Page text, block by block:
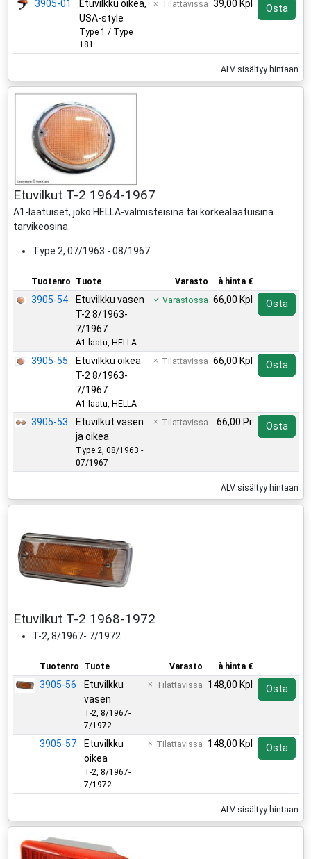
3905-01
Etuvilkku oikea,
USA-style
Type 1 / Type
181
Tilattavissa 39,00 Kpl Osta
ALV sisältyy hintaan
Etuvilkut T-2 1964-1967
A1-laatuiset, joko HELLA-valmisteisina tai korkealaatuisina
tarvikeosina.
Type 2, 07/1963 - 08/1967
Tuotenro Tuote Varasto à hinta €
3905-54
Etuvilkku vasen
T-2 8/1963-
7/1967
A1-laatu, HELLA
Varastossa 66,00 Kpl Osta
3905-55
Etuvilkku oikea
T-2 8/1963-
7/1967
A1-laatu, HELLA
Tilattavissa 66,00 Kpl Osta
3905-53
Etuvilkut vasen
ja oikea
Type 2, 08/1963 -
07/1967
Tilattavissa 66,00 Pr Osta
ALV sisältyy hintaan
Etuvilkut T-2 1968-1972
T-2, 8/1967- 7/1972
Tuotenro Tuote Varasto à hinta €
3905-56
Etuvilkku
vasen
T-2, 8/1967-
7/1972
Tilattavissa 148,00 Kpl Osta
3905-57
Etuvilkku
oikea
T-2, 8/1967-
7/1972
Tilattavissa 148,00 Kpl Osta
ALV sisältyy hintaan